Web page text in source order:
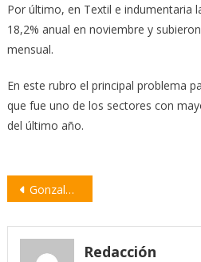
Por último, en Textil e indumentaria
18,2% anual en noviembre y
mensual.
En este rubro el principal problema
que fue uno de los sectores con
del último año.
Navegación
entradas
Gonzalo Cristini será el nuevo Presidente del Concejo Municipal
Redacción